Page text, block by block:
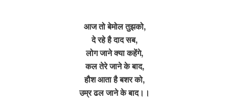
आज तो बेमोल तुझको,
दे रहे है दाद सब,
लोग जाने क्या कहेंगे,
कल तेरे जाने के बाद,
हौश आता है बशर को,
उम्र ढल जाने के बाद।।